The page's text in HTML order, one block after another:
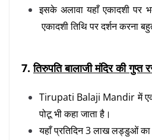
इसके अलावा यहाँ एकादशी पर
एकादशी तिथि पर दर्शन करना
7.तिरुपति बालाजी मंदिर की गुप्त
Tirupati Balaji Mandir में एक
पोटू भी कहा जाता है।
यहाँ प्रतिदिन 3 लाख लड्डुओं का